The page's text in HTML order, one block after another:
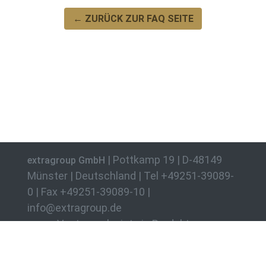
← ZURÜCK ZUR FAQ SEITE
extragroup GmbH | Pottkamp 19 | D-48149
Münster | Deutschland | Tel +49251-39089-
0 | Fax +49251-39089-10 |
info@extragroup.de
Vectorworks ist ein Produkt von